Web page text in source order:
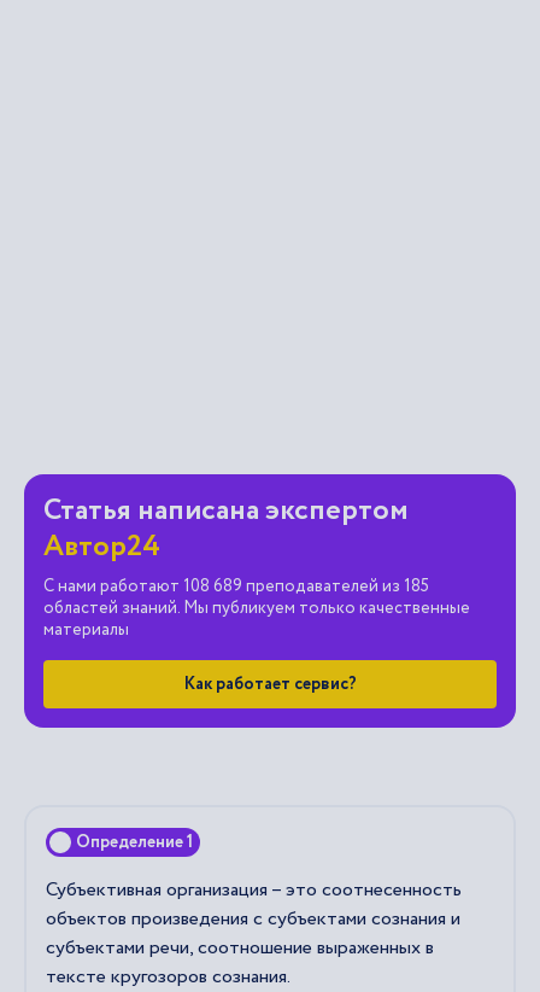
Статья написана экспертом
Автор24
С нами работают 108 689 преподавателей из 185
областей знаний. Мы публикуем только качественные
материалы
Как работает сервис?
Определение 1
Субъективная организация – это соотнесенность
объектов произведения с субъектами сознания и
субъектами речи, соотношение выраженных в
тексте кругозоров сознания.